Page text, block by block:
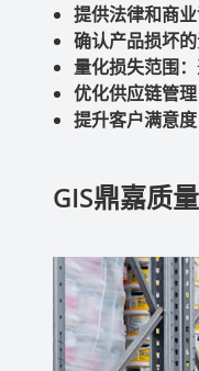
提供法律和商业
确认产品损坏
量化损失范围：
优化供应链管
提升客户满意
GIS鼎嘉质